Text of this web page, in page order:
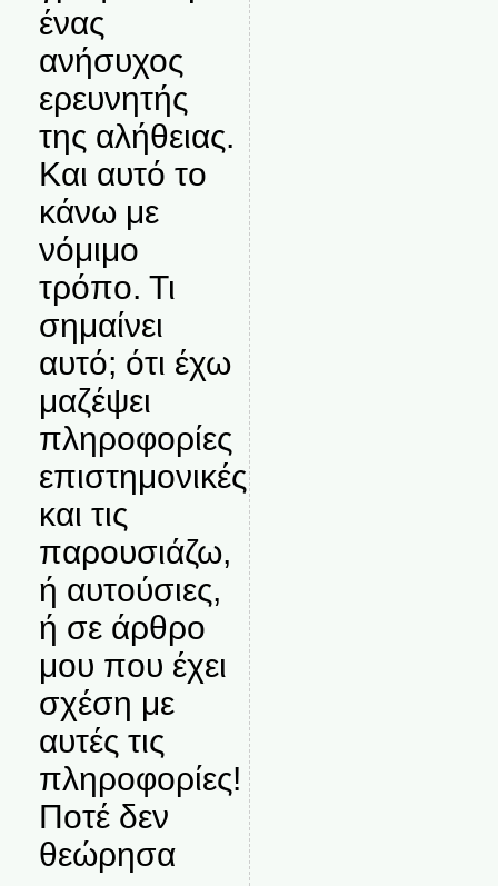
ένας
ανήσυχος
ερευνητής
της αλήθειας.
Και αυτό το
κάνω με
νόμιμο
τρόπο. Τι
σημαίνει
αυτό; ότι έχω
μαζέψει
πληροφορίες
επιστημονικές
και τις
παρουσιάζω,
ή αυτούσιες,
ή σε άρθρο
μου που έχει
σχέση με
αυτές τις
πληροφορίες!
Ποτέ δεν
θεώρησα